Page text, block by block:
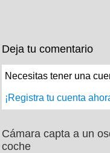
Deja tu comentario
Necesitas tener una
¡Registra tu cuenta
Cámara capta a un
coche